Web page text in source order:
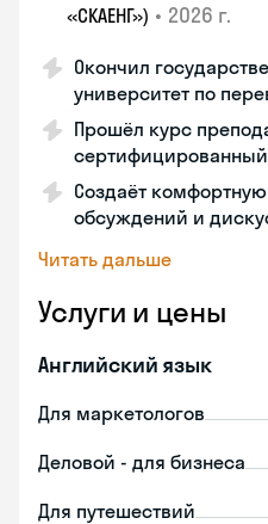
«СКАЕНГ») • 2026 г.
Окончил
университет по
Прошёл курс
Создаёт
обсуждений и
Читать дальше
Услуги и цены
Английский язык
Для маркетологов
Деловой - для бизнеса
Для путешествий